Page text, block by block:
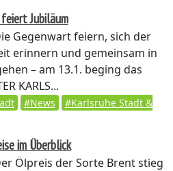
Jubiläum
Gegenwart feiern, sich der
erinnern und gemeinsam in
– am 13.1. beging das
KARLS...
#News
#Karlsruhe Stadt &
im Überblick
Ölpreis der Sorte Brent stieg